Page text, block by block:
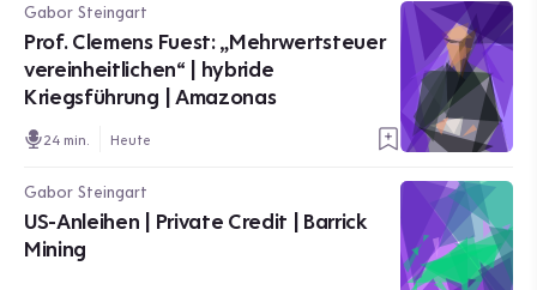
Gabor Steingart
Prof. Clemens Fuest: „Mehrwertsteuer
vereinheitlichen“ | hybride
Kriegsführung | Amazonas
24 min. Heute
Gabor Steingart
US-Anleihen | Private Credit | Barrick
Mining